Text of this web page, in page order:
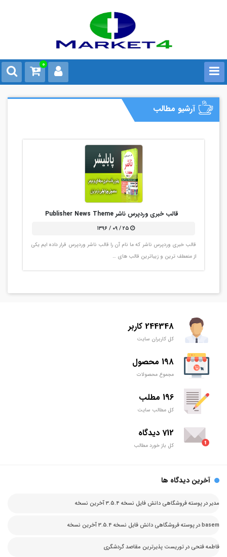
0
آرشیو مطالب
قالب خبری وردپرس ناشر Publisher News Theme
۲۵ / ۰۹ / ۱۳۹۶
قالب خبری وردپرس ناشر که ما نام آن را قالب ناشر وردپرس قرار داده ایم یکی
از منعطف ترین و زیباترین قالب های …
244348 کاربر
کل کاربران سایت
198 محصول
مجموع محصولات
196 مطلب
کل مطالب سایت
712 دیدگاه
کل باز خورد مطالب
آخرین دیدگاه ها
مدیردرپوسته فروشگاهی دانش فایل نسخه 3.5.4 آخرین نسخه
basemدرپوسته فروشگاهی دانش فایل نسخه 3.5.4 آخرین نسخه
فاطمه فتحی درتوریست پذیرترین مقاصد گردشگری